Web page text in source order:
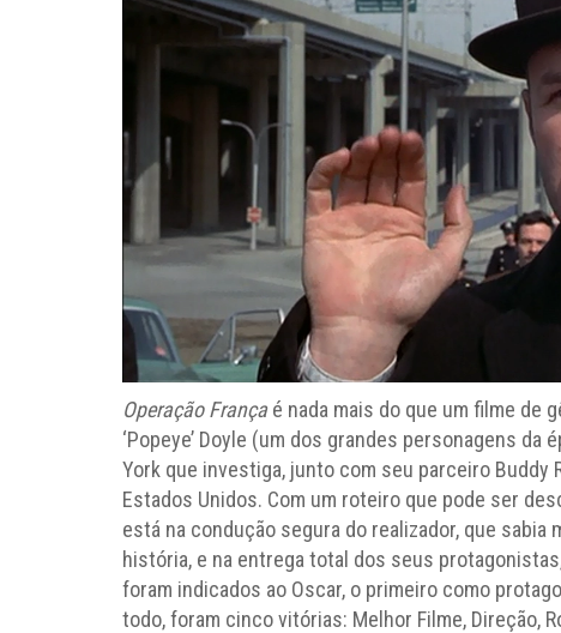
Operação Françaé nada mais do que um filme de
‘Popeye’ Doyle (um dos grandes personagens
York que investiga, junto com seu parceiro Buddy
Estados Unidos. Com um roteiro que pode ser
está na condução segura do realizador, que
história, e na entrega total dos seus
foram indicados ao Oscar, o primeiro como
todo, foram cinco vitórias: Melhor Filme, Direção,